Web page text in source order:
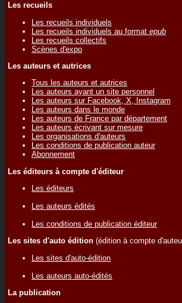
Les recueils
Les recueils individuels
Les recueils individuels au format epub
Les recueils collectifs
Scènes d'expo
Les auteurs et autrices
Tous les auteurs et autrices
Les auteurs ayant un site personnel
Les auteurs sur Facebook, X, Instagram
Les auteurs dans le monde
Les auteurs de France par département
Les auteurs écrivant sur mesure
Les organisations d'auteurs
Les conditions de publication auteur
Abonnement
Les éditeurs à compte d'éditeur
Les éditeurs
Les auteurs édités
Les conditions de publication éditeur
Les sites d'auto édition (édition à compte
Les sites d'auto-édition
Les auteurs auto-édités
La publication